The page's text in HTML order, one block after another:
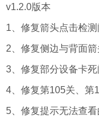
v1.2.0版本
1、修复箭头点击检测
2、修复侧边与背面箭
3、修复部分设备卡死
4、修复第105关、第
5、修复提示无法查看